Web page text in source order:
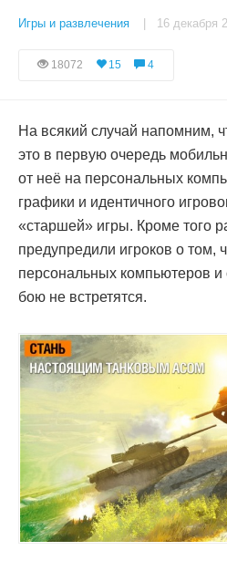
Игры и развлечения | 16 декабря
18072 15 4
На всякий случай напомним,
это в первую очередь
от неё на персональных
графики и идентичного
«старшей» игры. Кроме того
предупредили игроков о том,
персональных компьютеров
бою не встретятся.